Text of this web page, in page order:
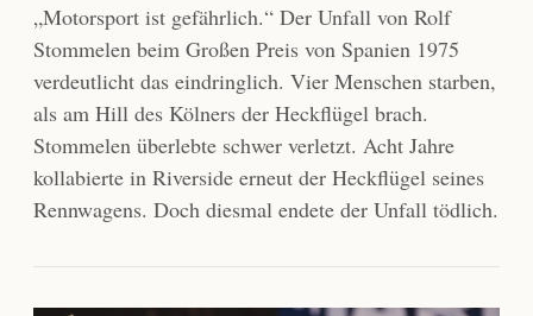
„Motorsport ist gefährlich.“ Der Unfall von Rolf
Stommelen beim Großen Preis von Spanien 1975
verdeutlicht das eindringlich. Vier Menschen starben,
als am Hill des Kölners der Heckflügel brach.
Stommelen überlebte schwer verletzt. Acht Jahre
kollabierte in Riverside erneut der Heckflügel seines
Rennwagens. Doch diesmal endete der Unfall tödlich.